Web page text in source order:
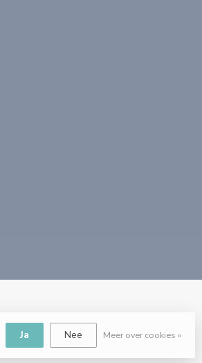
Ja Nee Meer over cookies »